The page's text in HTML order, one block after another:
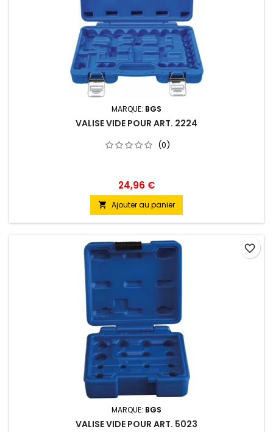
MARQUE: BGS
VALISE VIDE POUR ART. 2224
(0)
24,96 €
 Ajouter au panier
MARQUE: BGS
VALISE VIDE POUR ART. 5023
favorite_border